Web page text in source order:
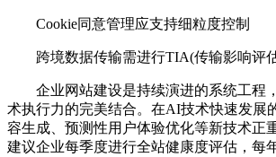
Cookie同意管理应支持细粒度控制
跨境数据传输需进行TIA(传输影响评
企业网站建设是持续演进的系统工程
术执行力的完美结合。在AI技术快速发展
容生成、预测性用户体验优化等新技术正
建议企业每季度进行全站健康度评估，每